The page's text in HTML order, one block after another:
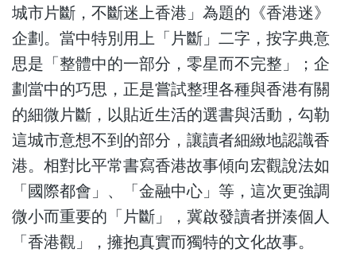
城市片斷，不斷迷上香港」為題的《香港迷》
企劃。當中特別用上「片斷」二字，按字典意
思是「整體中的一部分，零星而不完整」；企
劃當中的巧思，正是嘗試整理各種與香港有關
的細微片斷，以貼近生活的選書與活動，勾勒
這城市意想不到的部分，讓讀者細緻地認識香
港。相對比平常書寫香港故事傾向宏觀說法如
「國際都會」、「金融中心」等，這次更強調
微小而重要的「片斷」，冀啟發讀者拼湊個人
「香港觀」，擁抱真實而獨特的文化故事。